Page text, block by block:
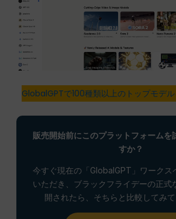
GlobalGPTで100種類以上のトップモデ
販売開始前にこのプラットフォームを
すか？
今すぐ現在の「GlobalGPT」ワークス
いただき、ブラックフライデーの正式
開されたら、そちらと比較してみ